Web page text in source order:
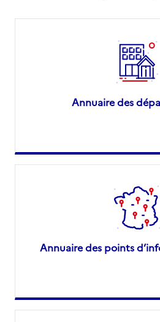
Annuaire des
Annuaire des points